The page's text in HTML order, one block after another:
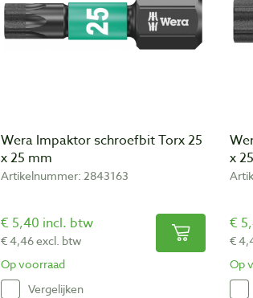
Wera Impaktor schroefbit Torx 25
x 25 mm
Artikelnummer: 2843163
€ 5,40 incl. btw
€ 4,46 excl. btw
Op voorraad
Vergelijken
x
€
€
Op